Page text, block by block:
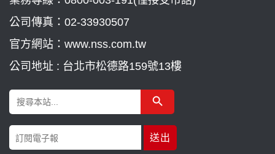
公司傳真：02-33930507
官方網站：www.nss.com.tw
公司地址 : 台北市松德路159號13樓
Search
for:
Search Button